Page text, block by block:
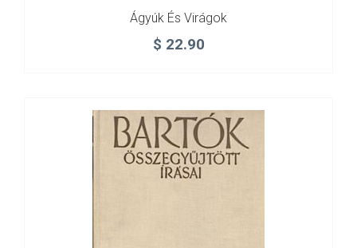
Ágyúk És Virágok
$ 22.90